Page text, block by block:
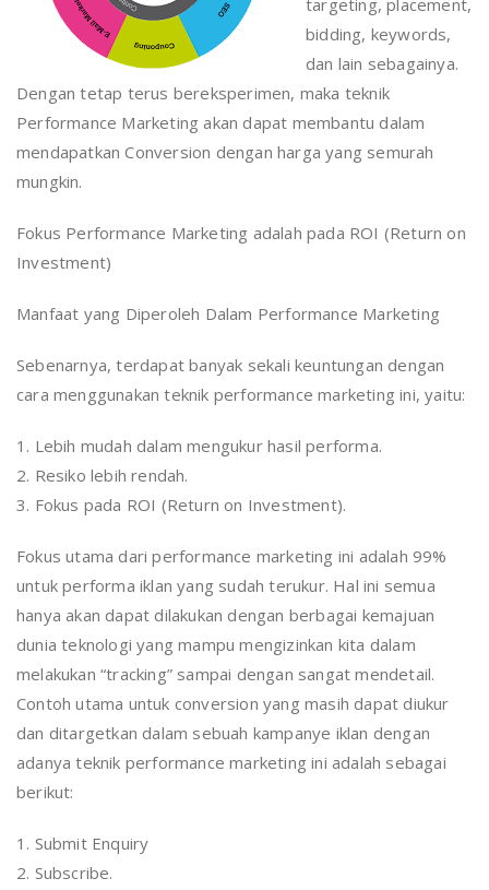
targeting, placement,
bidding, keywords,
dan lain sebagainya.
Dengan tetap terus bereksperimen, maka teknik
Performance Marketing akan dapat membantu dalam
mendapatkan Conversion dengan harga yang semurah
mungkin.
Fokus Performance Marketing adalah pada ROI (Return on
Investment)
Manfaat yang Diperoleh Dalam Performance Marketing
Sebenarnya, terdapat banyak sekali keuntungan dengan
cara menggunakan teknik performance marketing ini, yaitu:
1. Lebih mudah dalam mengukur hasil performa.
2. Resiko lebih rendah.
3. Fokus pada ROI (Return on Investment).
Fokus utama dari performance marketing ini adalah 99%
untuk performa iklan yang sudah terukur. Hal ini semua
hanya akan dapat dilakukan dengan berbagai kemajuan
dunia teknologi yang mampu mengizinkan kita dalam
melakukan “tracking” sampai dengan sangat mendetail.
Contoh utama untuk conversion yang masih dapat diukur
dan ditargetkan dalam sebuah kampanye iklan dengan
adanya teknik performance marketing ini adalah sebagai
berikut:
1. Submit Enquiry
2. Subscribe.